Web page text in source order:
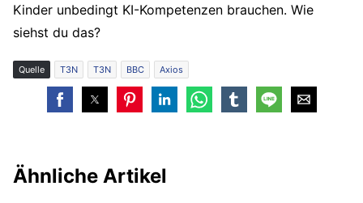
Kinder unbedingt KI-Kompetenzen brauchen. Wie
siehst du das?
Quelle T3N T3N BBC Axios
Ähnliche Artikel